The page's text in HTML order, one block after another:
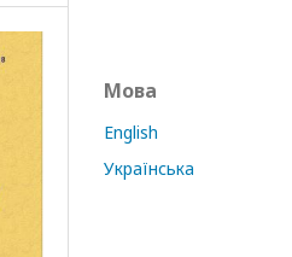
Мова
English
Українська